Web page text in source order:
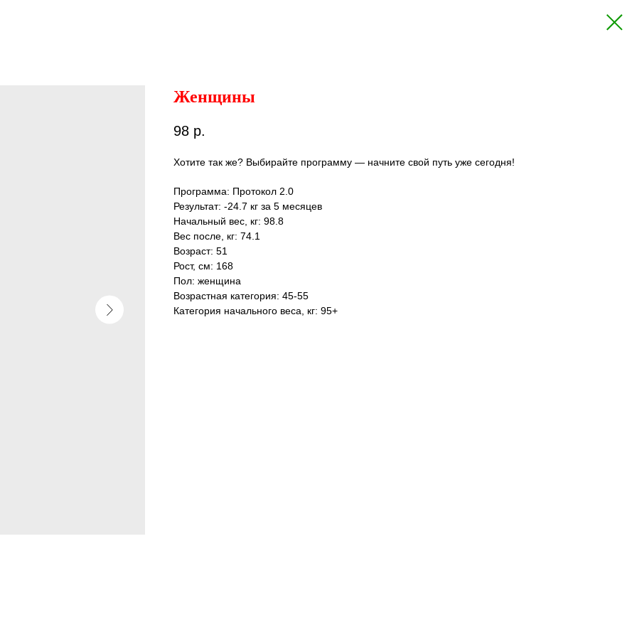
Женщины
98 р.
Хотите так же? Выбирайте программу — начните свой путь уже сегодня!
Программа: Протокол 2.0
Результат: -24.7 кг за 5 месяцев
Начальный вес, кг: 98.8
Вес после, кг: 74.1
Возраст: 51
Рост, см: 168
Пол: женщина
Возрастная категория: 45-55
Категория начального веса, кг: 95+